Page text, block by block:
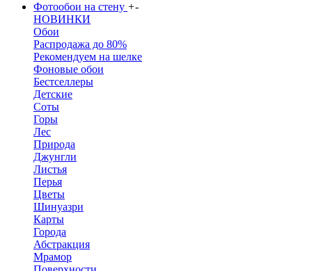
Фотообои на стену +-
НОВИНКИ
Обои
Распродажа до 80%
Рекомендуем на шелке
Фоновые обои
Бестселлеры
Детские
Соты
Горы
Лес
Природа
Джунгли
Листья
Перья
Цветы
Шинуазри
Карты
Города
Абстракция
Мрамор